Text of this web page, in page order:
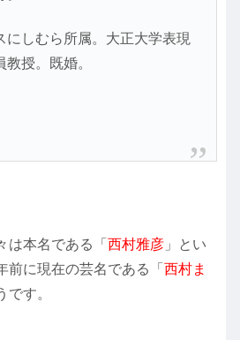
にしむら所属。大正大学表現
授。既婚。
は本名である「 西村雅彦 」とい
前に現在の芸名である「 西村ま
です。